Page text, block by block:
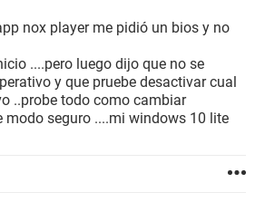
nox player me pidió un bios y no
....pero luego dijo que no se
y que pruebe desactivar cual
..probe todo como cambiar
modo seguro ....mi windows 10 lite